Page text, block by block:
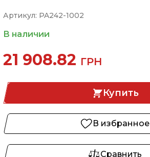
Артикул: PA242-1002
В наличии
21 908.82 ГРН
Купить
В избранное
Сравнить